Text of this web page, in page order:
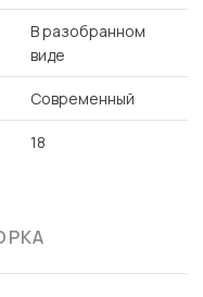
В разобранном
виде
Современный
18